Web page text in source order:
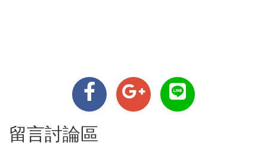
留言討論區